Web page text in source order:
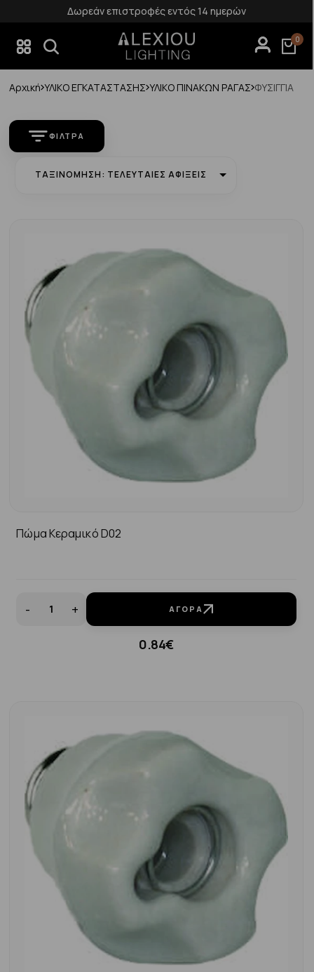
Δωρεάν επιστροφές εντός 14 ημερών
0
Αρχική ΥΛΙΚΟ ΕΓΚΑΤΑΣΤΑΣΗΣ ΥΛΙΚΟ ΠΙΝΑΚΩΝ ΡΑΓΑΣ ΦΥΣΙΓΓΙΑ
ΦΊΛΤΡΑ
ΤΑΞΙΝΌΜΗΣΗ: ΤΕΛΕΥΤΑΊΕΣ ΑΦΊΞΕΙΣ
Πώμα Κεραμικό D02
- + ΑΓΟΡΆ
0.84€